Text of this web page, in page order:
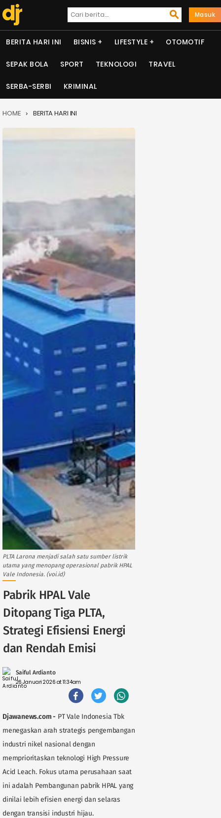
Masuk
BERITA HARI INI BISNIS LIFESTYLE OTOMOTIF
SEPAK BOLA SPORT TEKNOLOGI TRAVEL
SERBA-SERBI KRIMINAL
HOME BERITA HARI INI
PLTA Larona menjadi salah satu sumber listrik
utama yang menopang operasional pabrik HPAL
Vale Indonesia. (voi.id)
Pabrik HPAL Vale
Ditopang Tiga PLTA,
Strategi Efisiensi Energi
dan Rendah Emisi
Saiful Ardianto
26 Januari 2026 at 11:34am
Djawanews.com - PT Vale Indonesia Tbk
menegaskan arah strategis pengembangan
industri nikel nasional dengan
memprioritaskan teknologi High Pressure
Acid Leach. Fokus utama perusahaan saat
ini adalah Pembangunan pabrik HPAL yang
dinilai lebih efisien energi dan selaras
dengan transisi industri hijau.